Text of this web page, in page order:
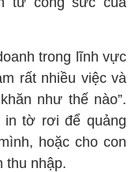
trong lĩnh vực
rất nhiều việc và
như thế nào”.
in tờ rơi để quảng
hoặc cho con
thu nhập.